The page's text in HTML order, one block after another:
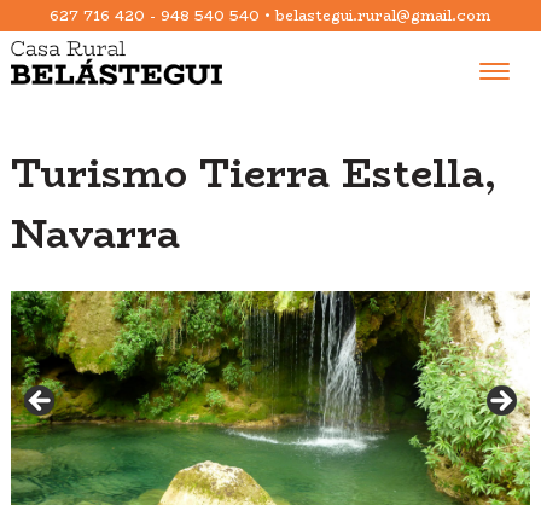
627 716 420 -948 540 540 •belastegui.rural@gmail.com
Toggle
Turismo Tierra Estella,
Navarra